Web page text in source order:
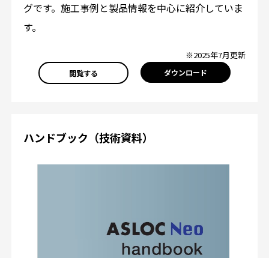
グです。施工事例と製品情報を中心に紹介していま
す。
※2025年7月更新
閲覧する ダウンロード
ハンドブック（技術資料）